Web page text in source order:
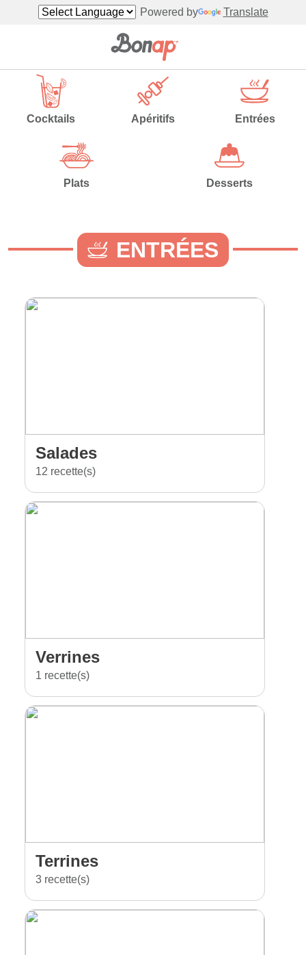
Powered by Translate
Cocktails Apéritifs Entrées
Plats Desserts
ENTRÉES
Salades
12 recette(s)
Verrines
1 recette(s)
Terrines
3 recette(s)